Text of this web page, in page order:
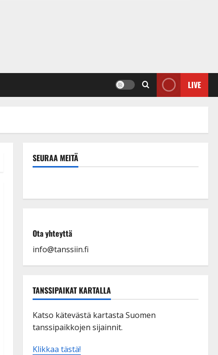
LIVE
SEURAA MEITÄ
Ota yhteyttä
info@tanssiin.fi
TANSSIPAIKAT KARTALLA
Katso kätevästä kartasta Suomen
tanssipaikkojen sijainnit.
Klikkaa tästä!